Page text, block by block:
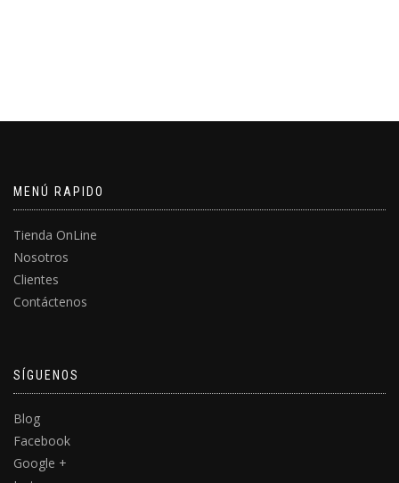
MENÚ RAPIDO
Tienda OnLine
Nosotros
Clientes
Contáctenos
SÍGUENOS
Blog
Facebook
Google +